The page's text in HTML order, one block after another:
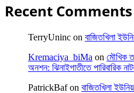
Recent Comments
TerryUninc on বাজিতখিলা
Kremaciya_biMa on মৌখিক
অনশন: ঝিনাইগাতীতে পারিবারিক
PatrickBafon বাজিতখিলা